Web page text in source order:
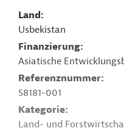
Land
Usbekistan
Finanzierung
Asiatische
Referenznummer
58181-001
Kategorie
Land- und